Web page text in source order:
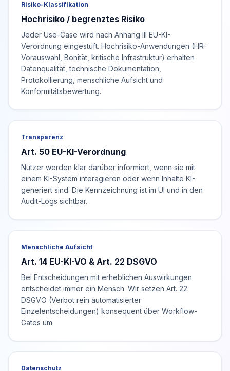
Risiko-Klassifikation
Hochrisiko / begrenztes Risiko
Jeder Use-Case wird nach Anhang III EU-KI-
Verordnung eingestuft. Hochrisiko-Anwendungen (HR-
Vorauswahl, Bonität, kritische Infrastruktur) erhalten
Datenqualität, technische Dokumentation,
Protokollierung, menschliche Aufsicht und
Konformitätsbewertung.
Transparenz
Art. 50 EU-KI-Verordnung
Nutzer werden klar darüber informiert, wenn sie mit
einem KI-System interagieren oder wenn Inhalte KI-
generiert sind. Die Kennzeichnung ist im UI und in den
Audit-Logs sichtbar.
Menschliche Aufsicht
Art. 14 EU-KI-VO & Art. 22 DSGVO
Bei Entscheidungen mit erheblichen Auswirkungen
entscheidet immer ein Mensch. Wir setzen Art. 22
DSGVO (Verbot rein automatisierter
Einzelentscheidungen) konsequent über Workflow-
Gates um.
Datenschutz